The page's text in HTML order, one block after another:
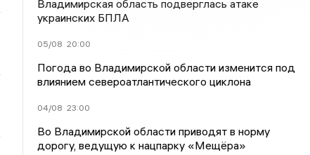
Владимирская область подверглась атаке
украинских БПЛА
05/08 20:00
Погода во Владимирской области изменится под
влиянием североатлантического циклона
04/08 23:00
Во Владимирской области приводят в норму
дорогу, ведущую к нацпарку «Мещёра»